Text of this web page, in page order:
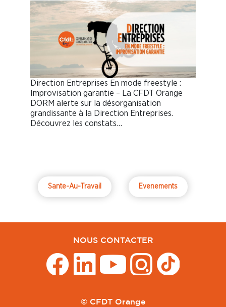
Direction Entreprises En mode freestyle :
Improvisation garantie – La CFDT Orange
DORM alerte sur la désorganisation
grandissante à la Direction Entreprises.
Découvrez les constats…
Sante-Au-Travail Evenements
NOUS CONTACTER
© CFDT Orange